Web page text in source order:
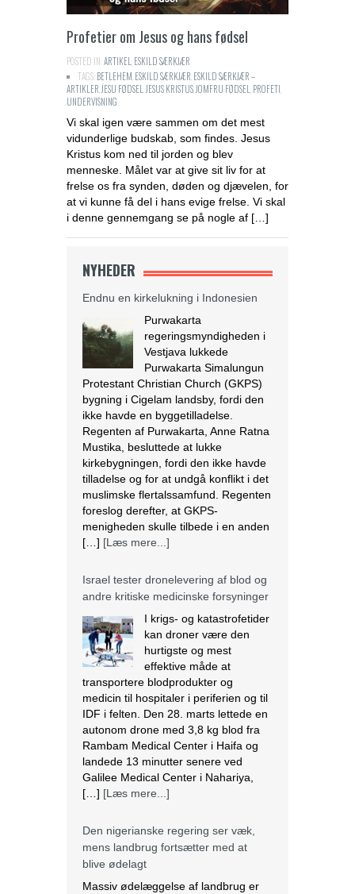
Profetier om Jesus og hans fødsel
POSTED IN:ARTIKEL ESKILD SÆRKJÆR
TAGS:BETLEHEM ESKILD SÆRKJÆR ESKILD SÆRKJÆR –
ARTIKLER JESU FØDSEL JESUS KRISTUS JOMFRU FØDSEL PROFETI
UNDERVISNING
Vi skal igen være sammen om det mest
vidunderlige budskab, som findes. Jesus
Kristus kom ned til jorden og blev
menneske. Målet var at give sit liv for at
frelse os fra synden, døden og djævelen, for
at vi kunne få del i hans evige frelse. Vi skal
i denne gennemgang se på nogle af […]
NYHEDER
Endnu en kirkelukning i Indonesien
Purwakarta
regeringsmyndigheden i
Vestjava lukkede
Purwakarta Simalungun
Protestant Christian Church (GKPS)
bygning i Cigelam landsby, fordi den
ikke havde en byggetilladelse.
Regenten af Purwakarta, Anne Ratna
Mustika, besluttede at lukke
kirkebygningen, fordi den ikke havde
tilladelse og for at undgå konflikt i det
muslimske flertalssamfund. Regenten
foreslog derefter, at GKPS-
menigheden skulle tilbede i en anden
[…] [Læs mere...]
Israel tester dronelevering af blod og
andre kritiske medicinske forsyninger
I krigs- og katastrofetider
kan droner være den
hurtigste og mest
effektive måde at
transportere blodprodukter og
medicin til hospitaler i periferien og til
IDF i felten. Den 28. marts lettede en
autonom drone med 3,8 kg blod fra
Rambam Medical Center i Haifa og
landede 13 minutter senere ved
Galilee Medical Center i Nahariya,
[…] [Læs mere...]
Den nigerianske regering ser væk,
mens landbrug fortsætter med at
blive ødelagt
Massiv ødelæggelse af landbrug er